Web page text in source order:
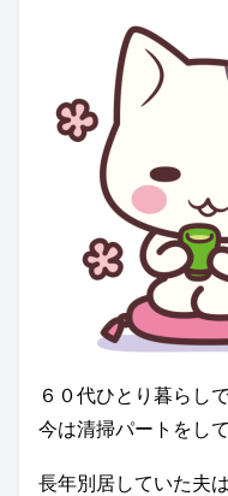
６０代ひとり暮らし
今は清掃パートをして
長年別居していた夫